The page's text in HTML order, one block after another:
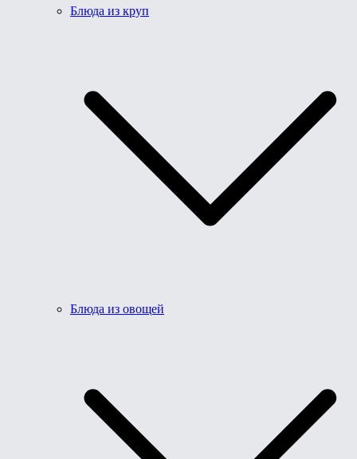
Блюда из круп
Блюда из овощей